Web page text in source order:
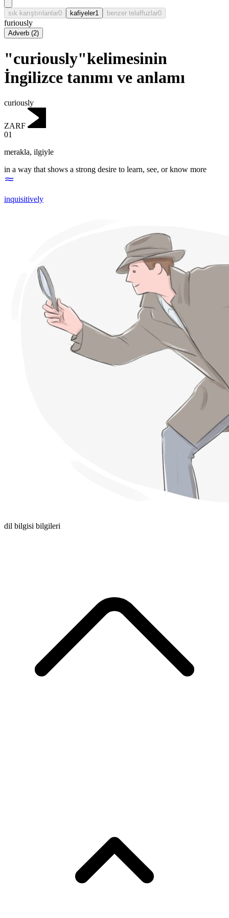
sık karıştırılanlar0 kafiyeler1 benzer telaffuzlar0
furiously
Adverb (2)
"curiously"kelimesinin
İngilizce tanımı ve anlamı
curiously
ZARF
01
merakla, ilgiyle
in a way that shows a strong desire to learn, see, or know more
inquisitively
dil bilgisi bilgileri